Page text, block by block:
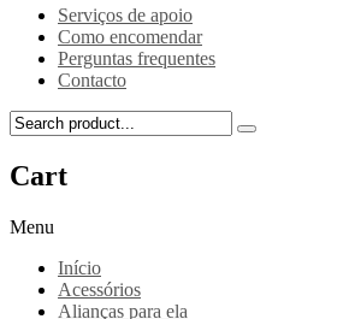
Serviços de apoio
Como encomendar
Perguntas frequentes
Contacto
Cart
Menu
Início
Acessórios
Alianças para ela